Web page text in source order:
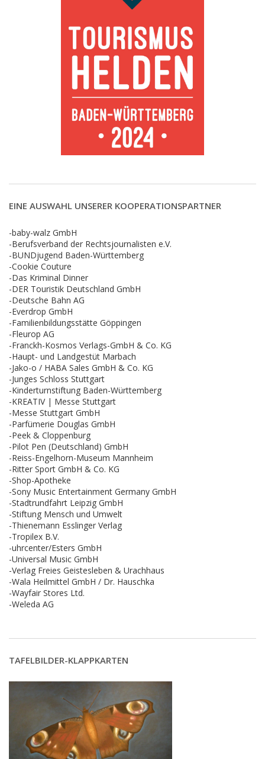
EINE AUSWAHL UNSERER KOOPERATIONSPARTNER
-baby-walz GmbH
-Berufsverband der Rechtsjournalisten e.V.
-BUNDjugend Baden-Württemberg
-Cookie Couture
-Das Kriminal Dinner
-DER Touristik Deutschland GmbH
-Deutsche Bahn AG
-Everdrop GmbH
-Familienbildungsstätte Göppingen
-Fleurop AG
-Franckh-Kosmos Verlags-GmbH & Co. KG
-Haupt- und Landgestüt Marbach
-Jako-o / HABA Sales GmbH & Co. KG
-Junges Schloss Stuttgart
-Kinderturnstiftung Baden-Württemberg
-KREATIV | Messe Stuttgart
-Messe Stuttgart GmbH
-Parfümerie Douglas GmbH
-Peek & Cloppenburg
-Pilot Pen (Deutschland) GmbH
-Reiss-Engelhorn-Museum Mannheim
-Ritter Sport GmbH & Co. KG
-Shop-Apotheke
-Sony Music Entertainment Germany GmbH
-Stadtrundfahrt Leipzig GmbH
-Stiftung Mensch und Umwelt
-Thienemann Esslinger Verlag
-Tropilex B.V.
-uhrcenter/Esters GmbH
-Universal Music GmbH
-Verlag Freies Geistesleben & Urachhaus
-Wala Heilmittel GmbH / Dr. Hauschka
-Wayfair Stores Ltd.
-Weleda AG
TAFELBILDER-KLAPPKARTEN